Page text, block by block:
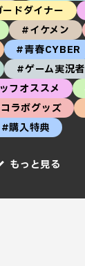
ドダイナー
#イケメン
#青春CYBER
#ゲーム実況者
フオススメ
ラボグッズ
#購入特典
もっと見る